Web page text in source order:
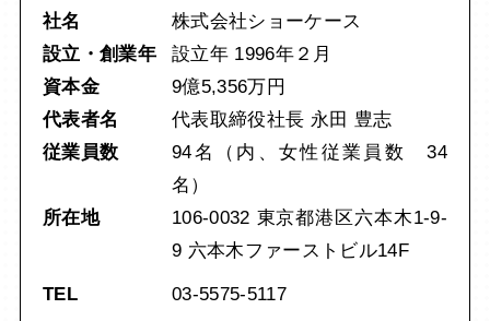
社名
株式会社ショーケース
設立・創業年
設立年 1996年２月
資本金
9億5,356万円
代表者名
代表取締役社長 永田 豊志
従業員数
94名（内、女性従業員数 34
名）
所在地
106-0032 東京都港区六本木1-9-
9 六本木ファーストビル14F
TEL
03-5575-5117